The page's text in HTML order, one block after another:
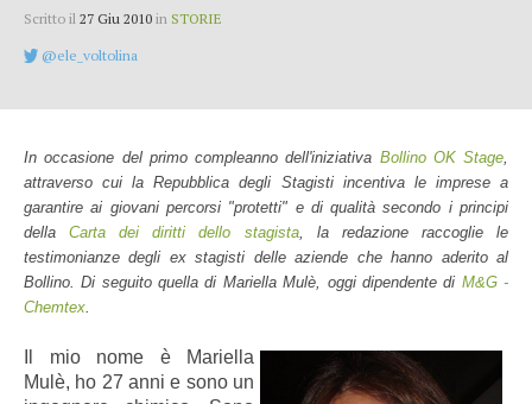
Scritto il 27 Giu 2010 in STORIE
@ele_voltolina
In occasione del primo compleanno dell'iniziativa Bollino OK Stage
attraverso cui la Repubblica degli Stagisti incentiva le imprese a
garantire ai giovani percorsi "protetti" e di qualità secondo i principi
dellaCarta dei diritti dello stagista, la redazione raccoglie le
testimonianze degli ex stagisti delle aziende che hanno aderito al
Bollino. Di seguito quella di Mariella Mulè, oggi dipendente di M&G -
Chemtex
Il mio nome è Mariella
Mulè, ho 27 anni e sono un